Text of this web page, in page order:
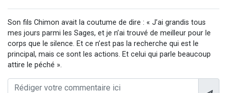
Son fils Chimon avait la coutume de dire : « J’ai grandis tous
mes jours parmi les Sages, et je n’ai trouvé de meilleur pour le
corps que le silence. Et ce n’est pas la recherche qui est le
principal, mais ce sont les actions. Et celui qui parle beaucoup
attire le péché ».